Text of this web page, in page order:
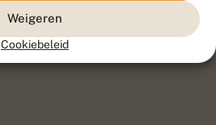
Weigeren
Cookiebeleid